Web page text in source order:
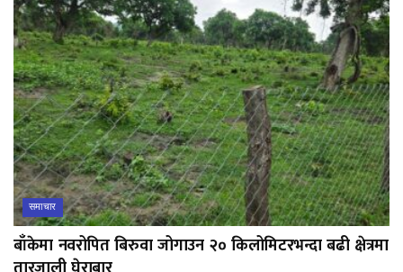
समाचार
बाँकेमा नवरोपित बिरुवा जोगाउन २० किलोमिटरभन्दा बढी क्षेत्रमा